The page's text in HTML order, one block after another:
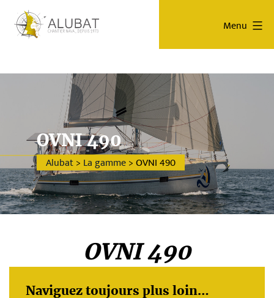
Aller
contenu
Alubat
Chantier
Naval
Menu
OVNI 490
Alubat> La gamme>OVNI 490
OVNI 490
Naviguez toujours plus loin…